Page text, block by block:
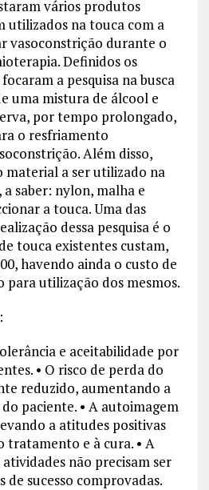
vários produtos
utilizados na touca com a
vasoconstrição durante o
Definidos os
a pesquisa na busca
uma mistura de álcool e
por tempo prolongado,
o resfriamento
Além disso,
material a ser utilizado na
saber: nylon, malha e
a touca. Uma das
dessa pesquisa é o
touca existentes custam,
havendo ainda o custo de
para utilização dos mesmos.
e aceitabilidade por
• O risco de perda do
reduzido, aumentando a
paciente. • A autoimagem
a atitudes positivas
tratamento e à cura. • A
atividades não precisam ser
de sucesso comprovadas.